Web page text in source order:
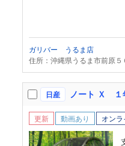
ガリバー うるま店
住所：沖縄県うるま市前原５
日産
更新 動画あり オン